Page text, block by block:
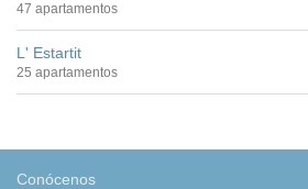
47 apartamentos
L' Estartit
25 apartamentos
Conócenos